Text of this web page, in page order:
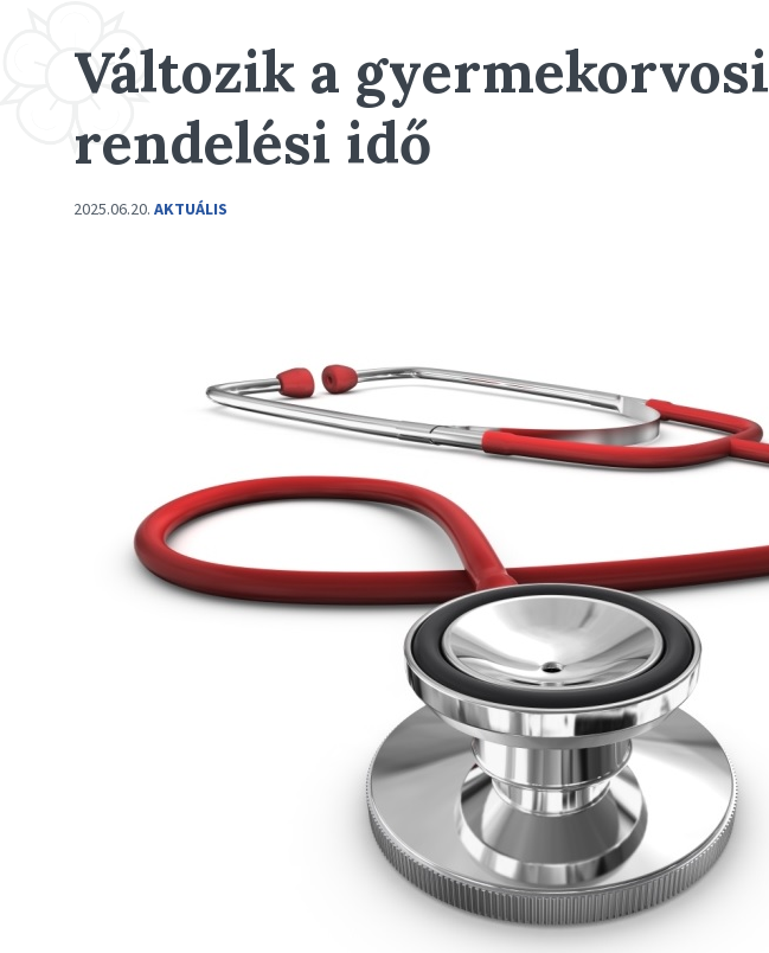
Változik a gyermekorvosi
rendelési idő
2025.06.20. AKTUÁLIS